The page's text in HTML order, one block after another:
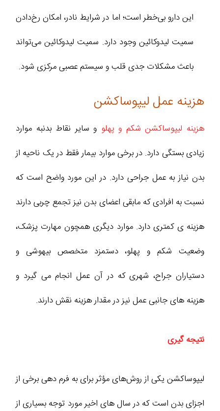
این دارو بی‌خطر است؛ اما در شرایط نادر، امکان رخ‌دادن
سمیت لیدوکائین وجود دارد. سمیت لیدوکائین می‌تواند
باعث مشکلات جدی قلب و سیستم عصبی مرکزی شود.
هزینه عمل لیپوساکشن
هزینه لیپوساکشن شکم و پهلو و سایر نقاط بدنبه موارد
زیادی بستگی دارد. در برخی موارد بیمار فقط در یک ناحیه از
بدن نیاز به عمل جراحی دارد. در این مورد واضح است که
نسبت به افرادی که مابقی اعضای بدن نیز تجمع چربی دارند
هزینه ی کمتری دارد. موارد دیگری همچون مهارت پزشک،
وضعیت شکم و پهلو، دستمزد متخصص بیهوشی و
دستیاران جراح، شهری که در آن عمل انجام می گیرد و
هزینه های جانبی عمل نیز در مقدار هزینه نقش دارند.
نتیجه گیری
لیپوساکشن یکی از روش‌های مؤثر برای به فرم دهی برخی از
اجزای بدن است که در سال‌ های اخیر مورد توجه بسیاری از